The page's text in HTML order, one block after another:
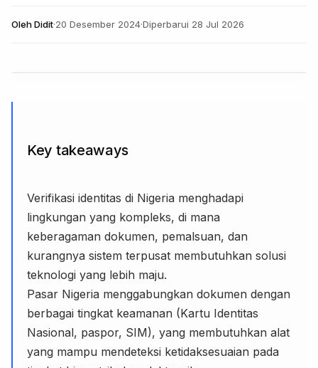
OlehDidit·20 Desember 2024·Diperbarui 28 Jul 2026
Key takeaways
Verifikasi identitas di Nigeria menghadapi
lingkungan yang kompleks, di mana
keberagaman dokumen, pemalsuan, dan
kurangnya sistem terpusat membutuhkan solusi
teknologi yang lebih maju.
Pasar Nigeria menggabungkan dokumen dengan
berbagai tingkat keamanan (Kartu Identitas
Nasional, paspor, SIM), yang membutuhkan alat
yang mampu mendeteksi ketidaksesuaian pada